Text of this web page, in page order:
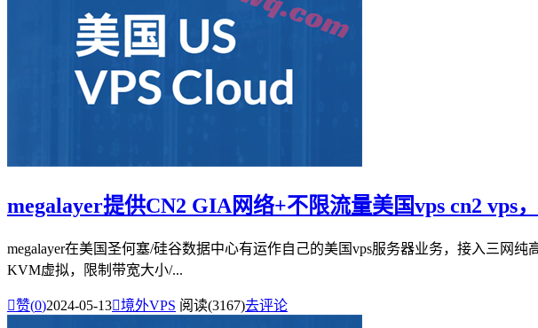
megalayer提供CN2 GIA网络+不限流量美国vps cn2 vps
megalayer在美国圣何塞/硅谷数据中心有运作自己的美国vps服务器业务，接入三网
KVM虚拟，限制带宽大小/...
赞(0)2024-05-13境外VPS 阅读(3167)去评论